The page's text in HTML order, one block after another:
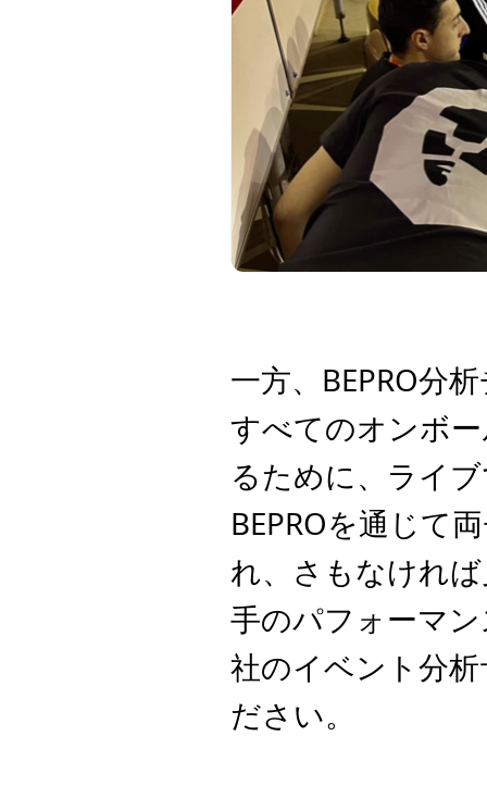
一方、BEPRO分
すべてのオンボ
るために、ライ
BEPROを通じて
れ、さもなけれ
手のパフォーマ
社のイベント分
ださい。